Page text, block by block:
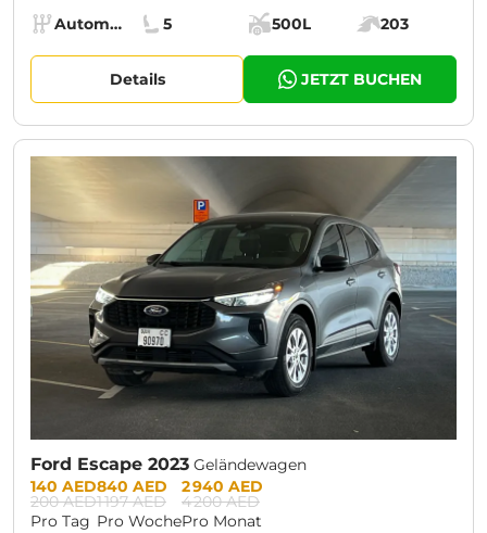
Specs:
Getriebe:
Automatik (AT)
Sitze:
5
Kofferraumvolumen:
500L
Motorleistung:
203
Details JETZT BUCHEN
Ford Escape 2023 Geländewagen
Prices:
140 AED
200 AED
Pro Tag
840 AED
1 197 AED
Pro Woche
2 940 AED
4 200 AED
Pro Monat